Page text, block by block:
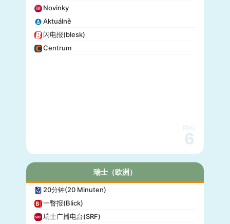
Novinky
Aktuálně
闪电报(blesk)
Centrum
网站
6
瑞士（欧洲）
20分钟(20 Minuten)
一瞥报(Blick)
瑞士广播电台(SRF)